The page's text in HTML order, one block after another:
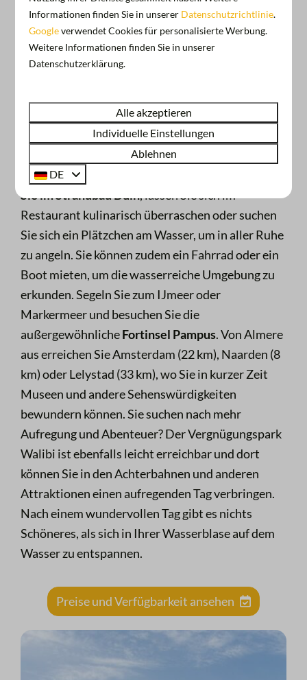
Entdecken Sie die Umgebung
Während Ihrer Übernachtung in einer
Wasserblase auf dem Wasser können Sie die
Einrichtungen im Yachthafen nutzen.
Sie im Strandbad Duin, lassen Sie sich im
Restaurant kulinarisch überraschen oder suchen
Sie sich ein Plätzchen am Wasser, um in aller Ruhe
zu angeln. Sie können zudem ein Fahrrad oder ein
Boot mieten, um die wasserreiche Umgebung zu
erkunden. Segeln Sie zum IJmeer oder
Markermeer und besuchen Sie die
außergewöhnlicheFortinsel Pampus. Von Almere
aus erreichen Sie Amsterdam (22 km), Naarden (8
km) oder Lelystad (33 km), wo Sie in kurzer Zeit
Museen und andere Sehenswürdigkeiten
bewundern können. Sie suchen nach mehr
Aufregung und Abenteuer? Der Vergnügungspark
Walibi ist ebenfalls leicht erreichbar und dort
können Sie in den Achterbahnen und anderen
Attraktionen einen aufregenden Tag verbringen.
Nach einem wundervollen Tag gibt es nichts
Schöneres, als sich in Ihrer Wasserblase auf dem
Wasser zu entspannen.
Preise und Verfügbarkeit ansehen
Informationen finden Sie in unserer Datenschutzrichtlinie.
Googleverwendet Cookies für personalisierte Werbung.
Weitere Informationen finden Sie in unserer
Datenschutzerklärung.
Alle akzeptieren
Individuelle Einstellungen
Ablehnen
DE